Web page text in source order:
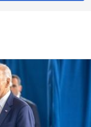
Байдена
раке
внимания